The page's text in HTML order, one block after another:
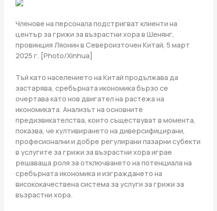
Членове на персонала подстригват клиенти на
център за грижи за възрастни хора в Шенянг,
провинция Ляонин в Североизточен Китай, 5 март
2025 г. [Photo/Xinhua]
Тъй като населението на Китай продължава да
застарява, сребърната икономика бързо се
очертава като нов двигател на растежа на
икономиката. Анализът на основните
предизвикателства, които съществуват в момента,
показва, че култивирането на диверсифицирани,
професионални и добре регулирани пазарни субекти
в услугите за грижи за възрастни хора играе
решаваща роля за отключването на потенциала на
сребърната икономика и изграждането на
висококачествена система за услуги за грижи за
възрастни хора.